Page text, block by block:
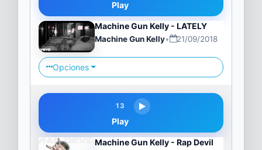
Play
Machine Gun Kelly - LATELY
Machine Gun Kelly• 21/09/2018
Opciones
13
Play
Machine Gun Kelly - Rap Devil